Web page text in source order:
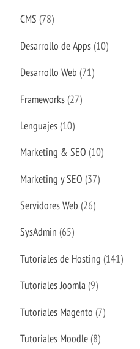
CMS (78)
Desarrollo de Apps (10)
Desarrollo Web (71)
Frameworks (27)
Lenguajes (10)
Marketing & SEO (10)
Marketing y SEO (37)
Servidores Web (26)
SysAdmin (65)
Tutoriales de Hosting (141)
Tutoriales Joomla (9)
Tutoriales Magento (7)
Tutoriales Moodle (8)